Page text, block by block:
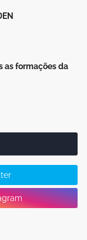
as formações da